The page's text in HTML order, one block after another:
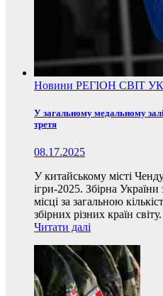
Новини РЕГІОН СВІТ
У загальному медальному
третя
08.17.2025
У китайському місті
ігри-2025. Збірна
місці за загальною
збірних різних країн світу.
Читати далі